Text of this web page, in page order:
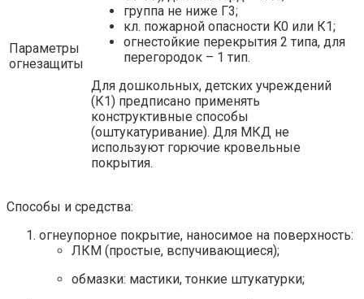
Параметры
огнезащиты
группа не ниже Г3;
кл. пожарной опасности K0 или К1;
огнестойкие перекрытия 2 типа, для
перегородок – 1 тип.
Для дошкольных, детских учреждений
(К1) предписано применять
конструктивные способы
(оштукатуривание). Для МКД не
используют горючие кровельные
покрытия.
Способы и средства:
огнеупорное покрытие, наносимое на поверхность:
ЛКМ (простые, вспучивающиеся);
обмазки: мастики, тонкие штукатурки;